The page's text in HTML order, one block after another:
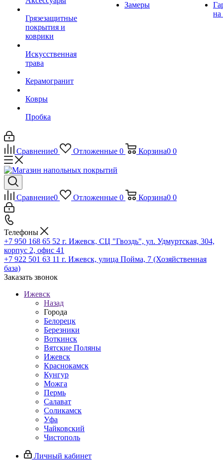
Грязезащитные
покрытия и
коврики
Искусственная
трава
Керамогранит
Ковры
Пробка
Замеры
на
Сравнение0 Отложенные 0 Корзина0 0
Сравнение0 Отложенные 0 Корзина0 0
Телефоны
+7 950 168 65 52 г. Ижевск, СЦ "Гвоздь", ул. Удмуртская, 304,
корпус 2, офис 41
+7 922 501 63 11 г. Ижевск, улица Пойма, 7 (Хозяйственная
база)
Заказать звонок
Ижевск
Назад
Города
Белорецк
Березники
Воткинск
Вятские Поляны
Ижевск
Краснокамск
Кунгур
Можга
Пермь
Салават
Соликамск
Уфа
Чайковский
Чистополь
Личный кабинет